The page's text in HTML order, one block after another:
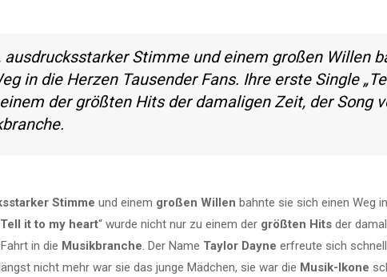
Stimme und einem großen Willen
in die Herzen Tausender Fans. Ihre erste Single
der größten Hits der damaligen Zeit, der Song
Stimme und einem großen Willen bahnte sie sich einen Weg
Tell it to my heart“ wurde nicht nur zu einem der größten Hits der
in die Musikbranche. Der Name Taylor Dayne erfreute sich schnell
nicht mehr war sie das junge Mädchen, sie war die Musik-Ikone